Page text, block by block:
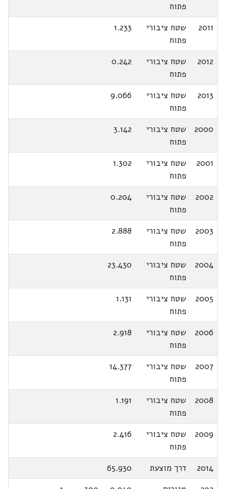
פתוח
2011
שטח ציבורי
פתוח
1.233
2012
שטח ציבורי
פתוח
0.242
2013
שטח ציבורי
פתוח
9.066
2000
שטח ציבורי
פתוח
3.142
2001
שטח ציבורי
פתוח
1.302
2002
שטח ציבורי
פתוח
0.204
2003
שטח ציבורי
פתוח
2.888
2004
שטח ציבורי
פתוח
23.430
2005
שטח ציבורי
פתוח
1.131
2006
שטח ציבורי
פתוח
2.918
2007
שטח ציבורי
פתוח
14.377
2008
שטח ציבורי
פתוח
1.191
2009
שטח ציבורי
פתוח
2.416
2014 דרך מוצעת
65.930